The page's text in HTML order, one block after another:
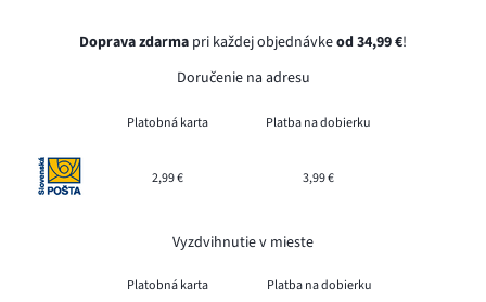
Doprava zdarma pri každej objednávkeod 34,99 €!
Doručenie na adresu
Platobná karta Platba na dobierku
2,99 € 3,99 €
Vyzdvihnutie v mieste
Platobná karta Platba na dobierku